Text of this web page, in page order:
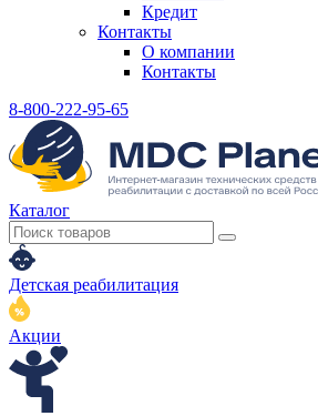
Кредит
Контакты
О компании
Контакты
8-800-222-95-65
Каталог
Детская реабилитация
Акции